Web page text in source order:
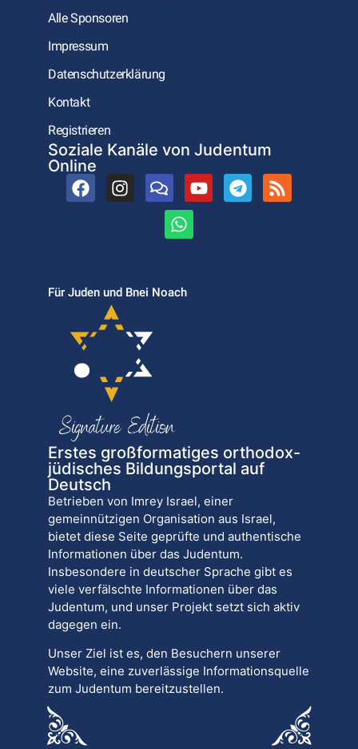
Alle Sponsoren
Impressum
Datenschutzerklärung
Kontakt
Registrieren
Soziale Kanäle von Judentum
Online
Für Juden und Bnei Noach
Erstes großformatiges orthodox-
jüdisches Bildungsportal auf
Deutsch
Betrieben von Imrey Israel, einer
gemeinnützigen Organisation aus Israel,
bietet diese Seite geprüfte und authentische
Informationen über das Judentum.
Insbesondere in deutscher Sprache gibt es
viele verfälschte Informationen über das
Judentum, und unser Projekt setzt sich aktiv
dagegen ein.
Unser Ziel ist es, den Besuchern unserer
Website, eine zuverlässige Informationsquelle
zum Judentum bereitzustellen.